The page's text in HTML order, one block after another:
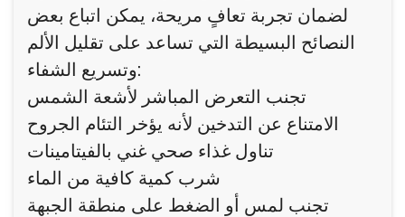
لضمان تجربة تعافٍ مريحة، يمكن اتباع بعض
النصائح البسيطة التي تساعد على تقليل الألم
وتسريع الشفاء:
تجنب التعرض المباشر لأشعة الشمس
الامتناع عن التدخين لأنه يؤخر التئام الجروح
تناول غذاء صحي غني بالفيتامينات
شرب كمية كافية من الماء
تجنب لمس أو الضغط على منطقة الجبهة